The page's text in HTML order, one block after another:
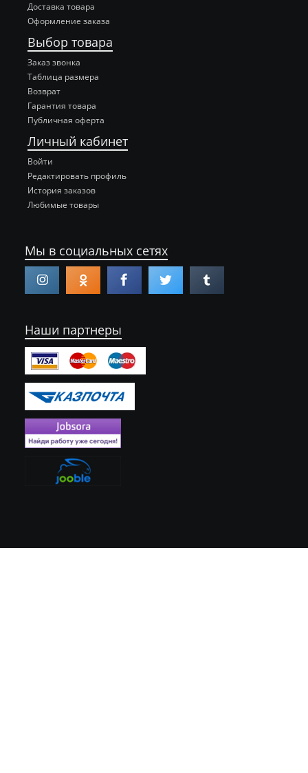
Доставка товара
Оформление заказа
Выбор товара
Заказ звонка
Таблица размера
Возврат
Гарантия товара
Публичная оферта
Личный кабинет
Войти
Редактировать профиль
История заказов
Любимые товары
Мы в социальных сетях
Наши партнеры